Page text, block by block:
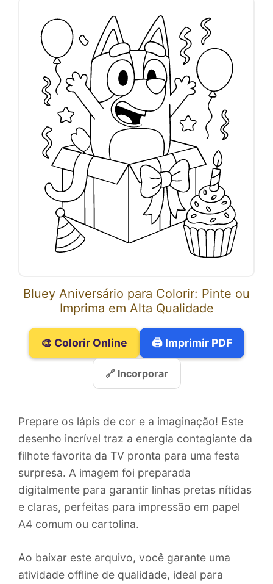
Bluey Aniversário para Colorir: Pinte ou
Imprima em Alta Qualidade
🎨 Colorir Online 🖨️ Imprimir PDF
🔗 Incorporar
Prepare os lápis de cor e a imaginação! Este
desenho incrível traz a energia contagiante da
filhote favorita da TV pronta para uma festa
surpresa. A imagem foi preparada
digitalmente para garantir linhas pretas nítidas
e claras, perfeitas para impressão em papel
A4 comum ou cartolina.
Ao baixar este arquivo, você garante uma
atividade offline de qualidade, ideal para